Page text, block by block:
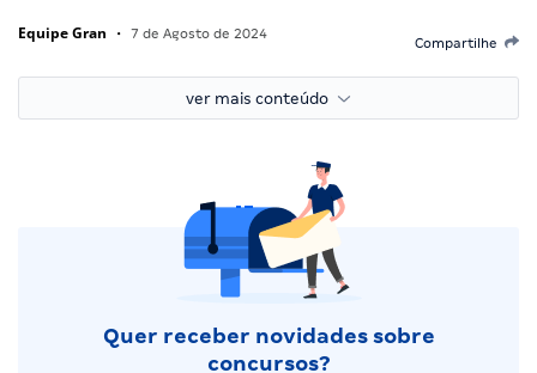
Equipe Gran • 7 de Agosto de 2024
Compartilhe
ver mais conteúdo
Quer receber novidades sobre
concursos?